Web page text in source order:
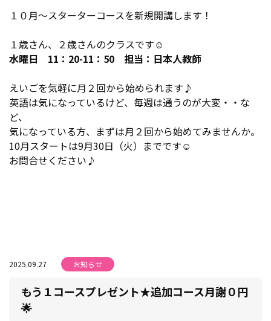
１０月～スターターコースを新規開講します！
１歳さん、２歳さんのクラスです☺
水曜日 11：20-11：50 担当：日本人教師
えいごを気軽に月２回から始められます♪
英語は気になっているけど、毎週は通うのが大変・・な
ど、
気になっている方、まずは月２回から始めてみませんか。
10月スタートは9月30日（火）までです☺
お問合せください♪
2025.09.27 お知らせ
もう１コースプレゼント★追加コース月謝０円
🌟